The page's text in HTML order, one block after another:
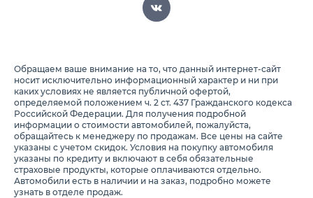
Обращаем ваше внимание на то, что данный интернет-сайт
носит исключительно информационный характер и ни при
каких условиях не является публичной офертой,
определяемой положением ч. 2 ст. 437 Гражданского кодекса
Российской Федерации. Для получения подробной
информации о стоимости автомобилей, пожалуйста,
обращайтесь к менеджеру по продажам. Все цены на сайте
указаны с учетом скидок. Условия на покупку автомобиля
указаны по кредиту и включают в себя обязательные
страховые продукты, которые оплачиваются отдельно.
Автомобили есть в наличии и на заказ, подробно можете
узнать в отделе продаж.